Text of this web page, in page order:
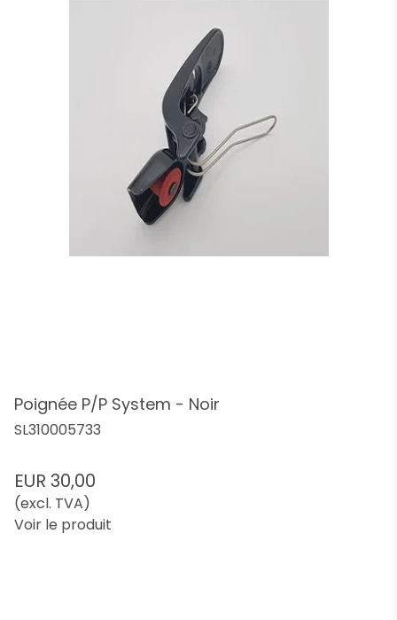
Poignée P/P System - Noir
SL310005733
EUR 30,00
(excl. TVA)
Voir le produit